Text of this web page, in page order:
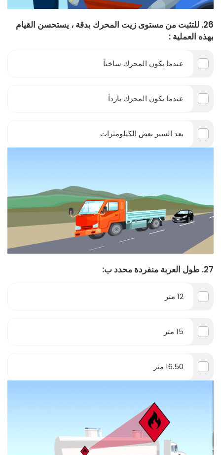
26. للتثبت من مستوى زيت المحرك بدقة ، يستحسن القيام
بهذه العملية :
عندما يكون المحرك ساخناً
عندما يكون المحرك بارداً
بعد السير بعض الكيلومترات
27. طول العربة منفردة محدد ب:
12 متر
15 متر
16.50 متر